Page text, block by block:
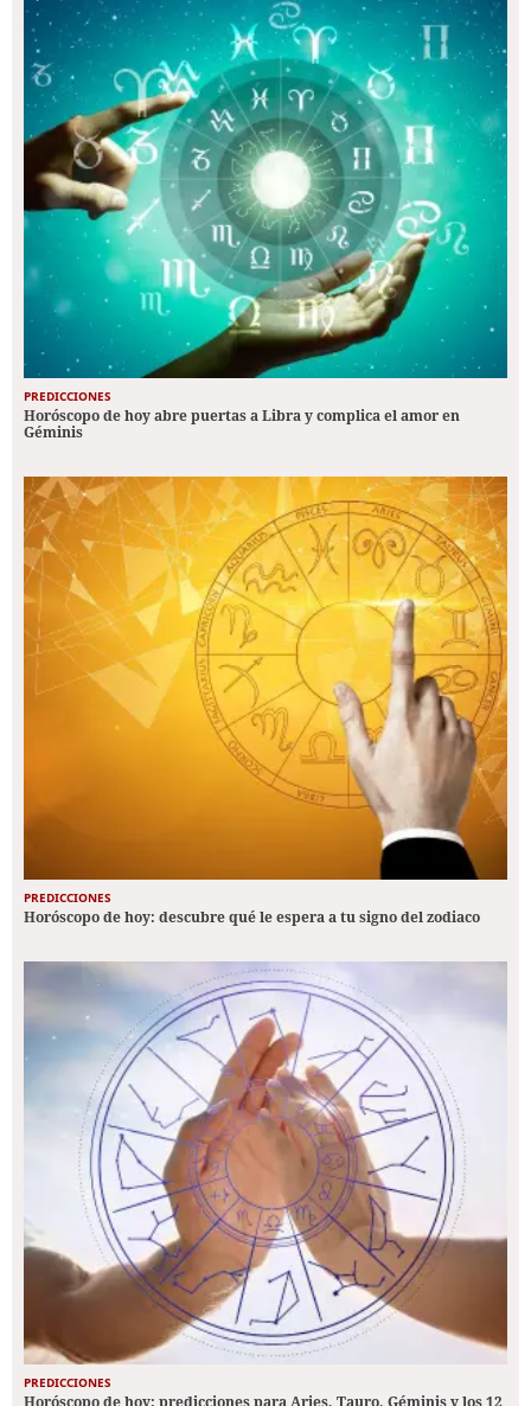
PREDICCIONES
Horóscopo de hoy abre puertas a Libra y complica el amor en
Géminis
PREDICCIONES
Horóscopo de hoy: descubre qué le espera a tu signo del zodiaco
PREDICCIONES
Horóscopo de hoy: predicciones para Aries, Tauro, Géminis y los 12